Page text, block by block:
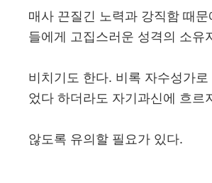
매사 끈질긴 노력과 강직함 때
들에게 고집스러운 성격의 소유
비치기도 한다. 비록 자수성가
었다 하더라도 자기과신에 흐르
않도록 유의할 필요가 있다.